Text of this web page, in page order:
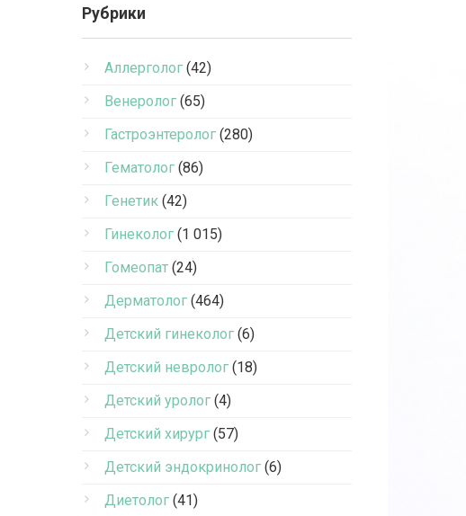
Рубрики
Аллерголог (42)
Венеролог (65)
Гастроэнтеролог (280)
Гематолог (86)
Генетик (42)
Гинеколог (1 015)
Гомеопат (24)
Дерматолог (464)
Детский гинеколог (6)
Детский невролог (18)
Детский уролог (4)
Детский хирург (57)
Детский эндокринолог (6)
Диетолог (41)